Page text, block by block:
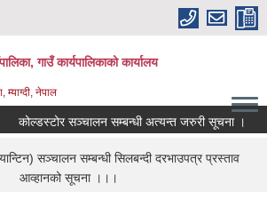
गाउँ कार्यपालिकाको कार्यालय
म्याग्दी, नेपाल
कोल्डस्टोर सञ्चालन सम्बन्धी अत्यन्त जरुरी सूचना ।
सञ्चालन सम्बन्धी सिलबन्दी दरभाउपत्र प्रस्ताव
आव्हानको सूचना ।।।